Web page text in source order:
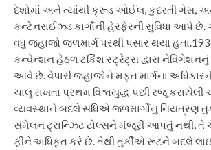
દેશોમાં અને ત્યાંથી ક્રૂડ ઓઈલ, કુદરતી ગેસ,
કન્ટેનરાઈઝ્ડ કાર્ગોની હેરફેરની સુવિધા આપે છે.
વધુ જહાજો જળમાર્ગ પરથી પસાર થયા હતા.
કન્વેન્શન હેઠળ ટર્કિશ સ્ટ્રેટ્સ દ્વારા
આવે છે. વેપારી જહાજોને મફત માર્ગના
ચાલુ રાખતા પ્રથમ વિશ્વયુદ્ધ પછી રજૂ કરાયેલી
વ્યવસ્થાને બદલે સંધિએ જળમાર્ગોનું નિયંત્રણ
સંમેલન ટ્રાન્ઝિટ ટોલ્સને મંજૂરી આપતું નથી, તે
ફીને અધિકૃત કરે છે. તેથી તુર્કીએ રૂટને બદલે